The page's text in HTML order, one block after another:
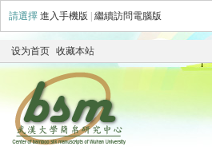
請選擇 進入手機版 繼續訪問電腦版
设为首页 收藏本站